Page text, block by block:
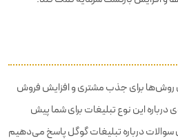
روش‌ها برای جذب مشتری و افزایش فروش
این نوع تبلیغات برای شما پیش
سوالات درباره تبلیغات گوگل پاسخ می‌دهیم